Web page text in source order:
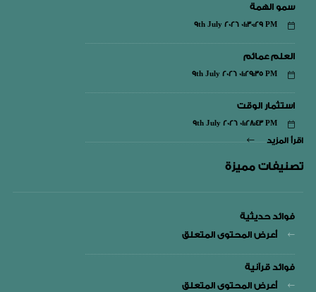
سمو الهمة
9th July 2026 01:30:29 PM
العلم عمائم
9th July 2026 01:29:35 PM
استثمار الوقت
9th July 2026 01:28:43 PM
اقرأ المزيد
تصنيفات مميزة
فوائد حديثية
أعرض المحتوى المتعلق
فوائد قرآنية
أعرض المحتوى المتعلق